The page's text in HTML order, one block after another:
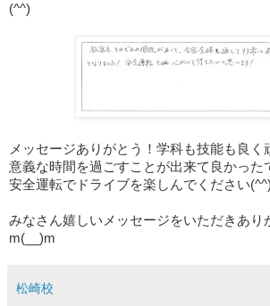
(^^)
メッセージありがとう！学科も技能も良
意義な時間を過ごすことが出来て良かった
安全運転でドライブを楽しんでください(^^)
みなさん嬉しいメッセージをいただきあり
m(__)m
松崎校